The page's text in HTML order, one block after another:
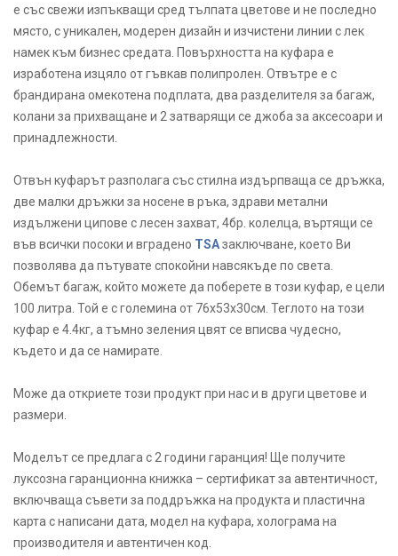
е със свежи изпъкващи сред тълпата цветове и не последно
място, с уникален, модерен дизайн и изчистени линии с лек
намек към бизнес средата. Повърхността на куфара е
изработена изцяло от гъвкав полипролен. Отвътре е с
брандирана омекотена подплата, два разделителя за багаж,
колани за прихващане и 2 затварящи се джоба за аксесоари и
принадлежности.
Отвън куфарът разполага със стилна издърпваща се дръжка,
две малки дръжки за носене в ръка, здрави метални
издължени ципове с лесен захват, 4бр. колелца, въртящи се
във всички посоки и вградено TSAзаключване, което Ви
позволява да пътувате спокойни навсякъде по света.
Обемът багаж, който можете да поберете в този куфар, е цели
100 литра. Той е с големина от 76x53х30см. Теглото на този
куфар е 4.4кг, а тъмно зеления цвят се вписва чудесно,
където и да се намирате.
Може да откриете този продукт при нас и в други цветове и
размери.
Моделът се предлага с 2 години гаранция! Ще получите
луксозна гаранционна книжка – сертификат за автентичност,
включваща съвети за поддръжка на продукта и пластична
карта с написани дата, модел на куфара, холограма на
производителя и автентичен код.